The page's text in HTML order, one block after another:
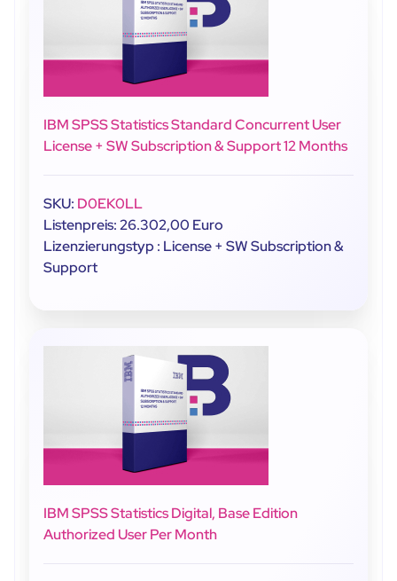
IBM SPSS Statistics Standard Concurrent User
License + SW Subscription & Support 12 Months
SKU: D0EK0LL
Listenpreis: 26.302,00 Euro
Lizenzierungstyp : License + SW Subscription &
Support
IBM SPSS Statistics Digital, Base Edition
Authorized User Per Month